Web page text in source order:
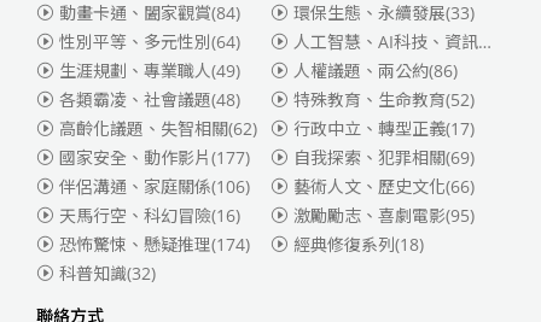
動畫卡通、闔家觀賞(84) 環保生態、永續發展(33)
性別平等、多元性別(64) 人工智慧、AI科技、資訊安全
生涯規劃、專業職人(49) 人權議題、兩公約(86)
各類霸凌、社會議題(48) 特殊教育、生命教育(52)
高齡化議題、失智相關(62) 行政中立、轉型正義(17)
國家安全、動作影片(177) 自我探索、犯罪相關(69)
伴侶溝通、家庭關係(106) 藝術人文、歷史文化(66)
天馬行空、科幻冒險(16) 激勵勵志、喜劇電影(95)
恐怖驚悚、懸疑推理(174) 經典修復系列(18)
科普知識(32)
聯絡方式